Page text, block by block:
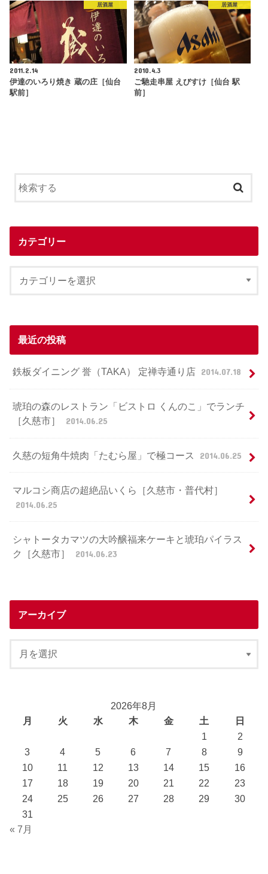
居酒屋
2011.2.14
伊達のいろり焼き 蔵の庄［仙台
駅前］
居酒屋
2010.4.3
ご馳走串屋 えびすけ［仙台 駅
前］
カテゴリー
最近の投稿
鉄板ダイニング 誉（TAKA） 定禅寺通り店 2014.07.18
琥珀の森のレストラン「ビストロ くんのこ」でランチ
［久慈市］
2014.06.25
久慈の短角牛焼肉「たむら屋」で極コース 2014.06.25
マルコシ商店の超絶品いくら［久慈市・普代村］
2014.06.25
シャトータカマツの大吟醸福来ケーキと琥珀パイラス
ク［久慈市］
2014.06.23
アーカイブ
2026年8月
月
火 水 木 金 土
日
1
2
3
4 5 6 7 8
9
10
11 12 13 14 15
16
17
18 19 20 21 22
23
24
25 26 27 28 29
30
31
« 7月